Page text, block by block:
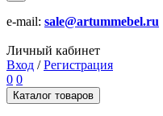
e-mail: sale@artummebel.ru
Личный кабинет
Вход / Регистрация
0 0
Каталог товаров